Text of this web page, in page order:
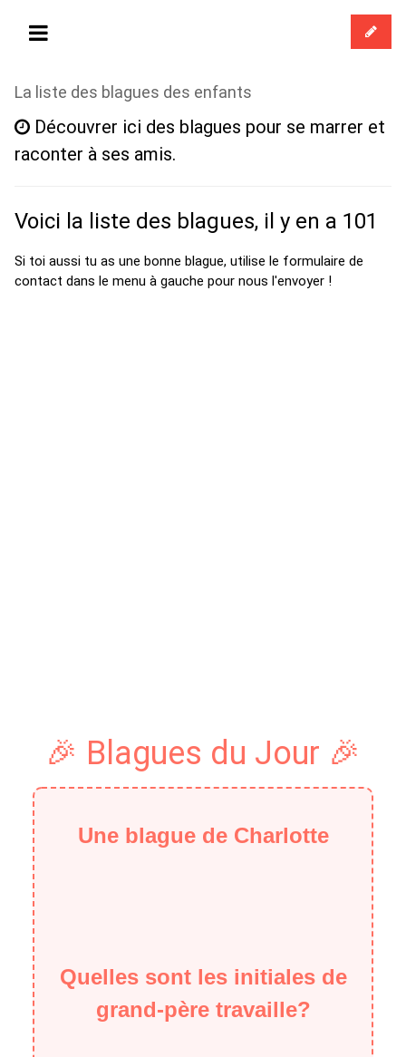
La liste des blagues des enfants
Découvrer ici des blagues pour se marrer et
raconter à ses amis.
Voici la liste des blagues, il y en a 101
Si toi aussi tu as une bonne blague, utilise le formulaire de
contact dans le menu à gauche pour nous l'envoyer !
🎉 Blagues du Jour 🎉
Une blague de Charlotte
Quelles sont les initiales de
grand-père travaille?